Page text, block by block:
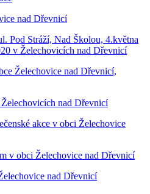
nad Dřevnicí
Pod Stráží, Nad Školou, 4.května
v Želechovicích nad Dřevnicí
Želechovice nad Dřevnicí,
nad Dřevnicí
akce v obci Želechovice
v obci Želechovice nad Dřevnicí
nad Dřevnicí